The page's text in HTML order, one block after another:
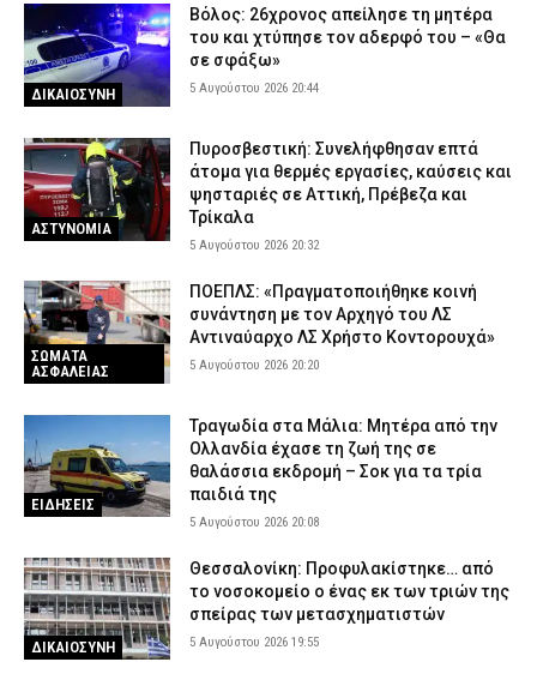
ΔΙΚΑΙΟΣΥΝΗ
Βόλος: 26χρονος απείλησε τη μητέρα
του και χτύπησε τον αδερφό του – «Θα
σε σφάξω»
5 Αυγούστου 2026 20:44
ΑΣΤΥΝΟΜΙΑ
Πυροσβεστική: Συνελήφθησαν επτά
άτομα για θερμές εργασίες, καύσεις και
ψησταριές σε Αττική, Πρέβεζα και
Τρίκαλα
5 Αυγούστου 2026 20:32
ΣΩΜΑΤΑ
ΑΣΦΑΛΕΙΑΣ
ΠΟΕΠΛΣ: «Πραγματοποιήθηκε κοινή
συνάντηση με τον Αρχηγό του ΛΣ
Αντιναύαρχο ΛΣ Χρήστο Κοντορουχά»
5 Αυγούστου 2026 20:20
ΕΙΔΗΣΕΙΣ
Τραγωδία στα Μάλια: Μητέρα από την
Ολλανδία έχασε τη ζωή της σε
θαλάσσια εκδρομή – Σοκ για τα τρία
παιδιά της
5 Αυγούστου 2026 20:08
ΔΙΚΑΙΟΣΥΝΗ
Θεσσαλονίκη: Προφυλακίστηκε… από
το νοσοκομείο ο ένας εκ των τριών της
σπείρας των μετασχηματιστών
5 Αυγούστου 2026 19:55